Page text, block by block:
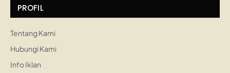
PROFIL
Tentang Kami
Hubungi Kami
Info Iklan